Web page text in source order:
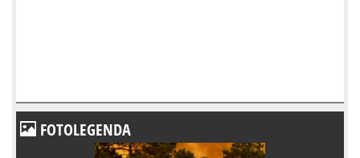
FOTOLEGENDA